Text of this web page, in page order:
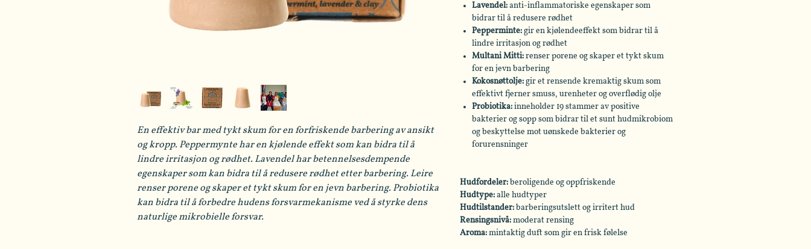
En effektiv bar med tykt skum for en forfriskende barbering av ansikt
og kropp. Peppermynte har en kjølende effekt som kan bidra til å
lindre irritasjon og rødhet. Lavendel har betennelsesdempende
egenskaper som kan bidra til å redusere rødhet etter barbering. Leire
renser porene og skaper et tykt skum for en jevn barbering. Probiotika
kan bidra til å forbedre hudens forsvarmekanisme ved å styrke dens
naturlige mikrobielle forsvar.
Lavendel: anti-inflammatoriske egenskaper som
bidrar til å redusere rødhet
Pepperminte: gir en kjølendeeffekt som bidrar til å
lindre irritasjon og rødhet
Multani Mitti: renser porene og skaper et tykt skum
for en jevn barbering
Kokosnøttolje: gir et rensende kremaktig skum som
effektivt fjerner smuss, urenheter og overflødig olje
Probiotika: inneholder 19 stammer av positive
bakterier og sopp som bidrar til et sunt hudmikrobiom
og beskyttelse mot uønskede bakterier og
forurensninger
Hudfordeler: beroligende og oppfriskende
Hudtype: alle hudtyper
Hudtilstander: barberingsutslett og irritert hud
Rensingsnivå: moderat rensing
Aroma: mintaktig duft som gir en frisk følelse